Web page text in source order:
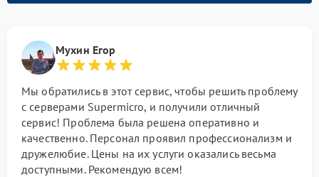
Мухин Егор
Мы обратились в этот сервис, чтобы решить проблему
с серверами Supermicro, и получили отличный
сервис! Проблема была решена оперативно и
качественно. Персонал проявил профессионализм и
дружелюбие. Цены на их услуги оказались весьма
доступными. Рекомендую всем!